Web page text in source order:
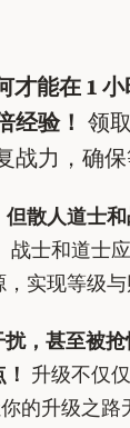
才能在 1
经验！ 领
力，确保
散人道士
战士和道士
实现等级与
，甚至被
升级不仅
的升级之路